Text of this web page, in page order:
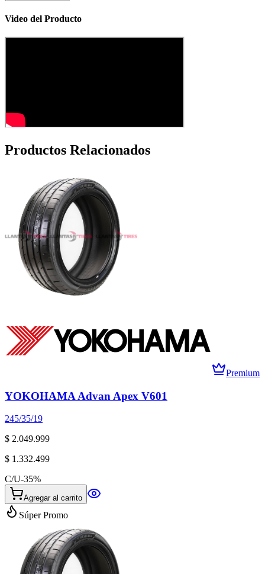
Video del Producto
Productos Relacionados
Premium
YOKOHAMA Advan Apex V601
245/35/19
$ 2.049.999
$ 1.332.499
C/U-35%
Agregar al carrito
Súper Promo